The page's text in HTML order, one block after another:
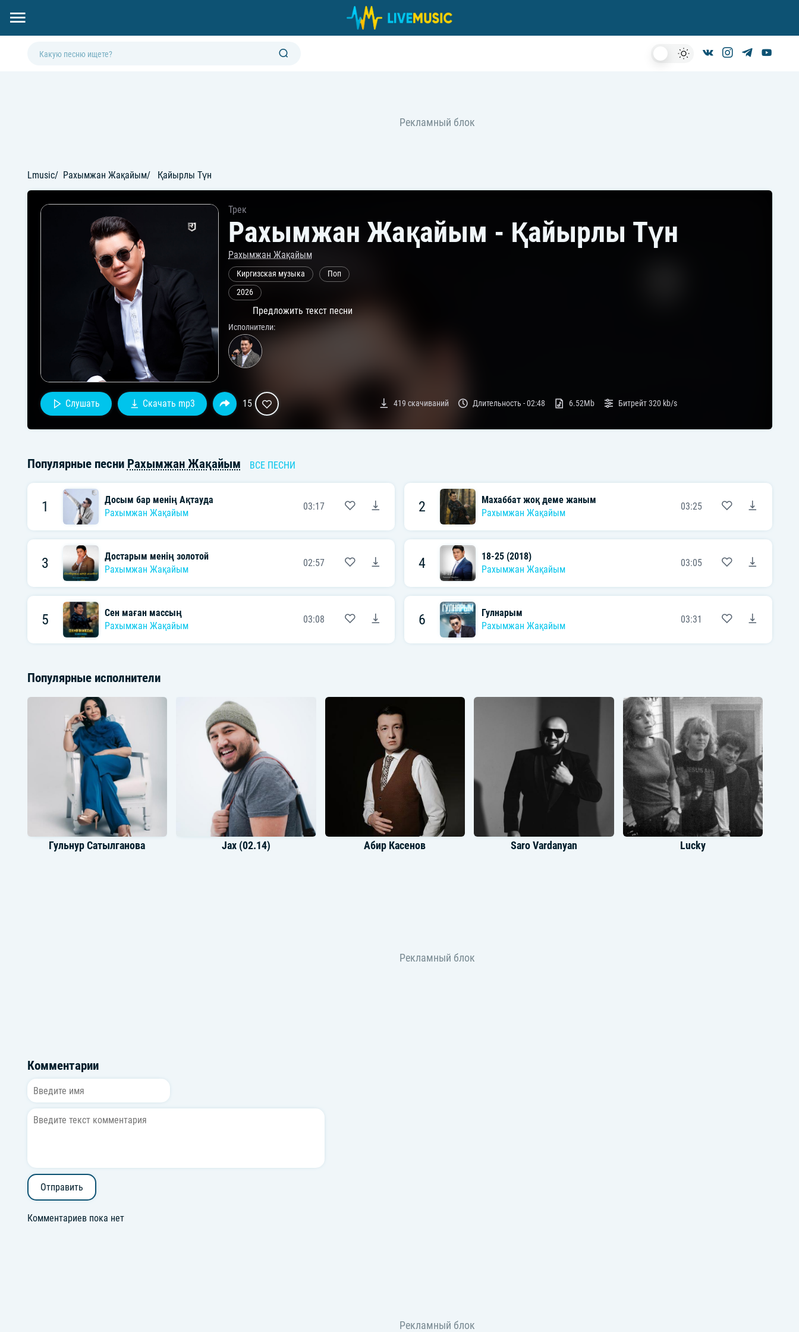
Lmusic Рахымжан Жақайым Қайырлы Түн
Трек
Рахымжан Жақайым - Қайырлы Түн
Рахымжан Жақайым
Киргизская музыка
Поп
2026
Предложить текст песни
Исполнители:
Слушать Скачать mp3 15 419 скачиваний Длительность -02:48 6.52Mb Битрейт320 kb/s
Популярные песни Рахымжан Жақайым ВСЕ ПЕСНИ
1
Досым бар менің Ақтауда
Рахымжан Жақайым
03:17 2
Махаббат жоқ деме жаным
Рахымжан Жақайым
03:25
3
Достарым менің золотой
Рахымжан Жақайым
02:57 4
18-25 (2018)
Рахымжан Жақайым
03:05
5
Сен маған массың
Рахымжан Жақайым
03:08 6
Гулнарым
Рахымжан Жақайым
03:31
Популярные исполнители
Гульнур Сатылганова Jax (02.14) Абир Касенов Saro Vardanyan Lucky
Комментарии
Отправить
Комментариев пока нет